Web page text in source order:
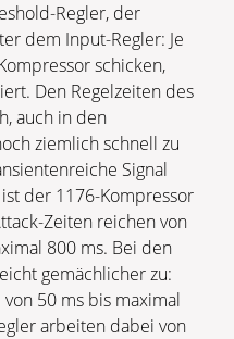
Regler, der
dem Input-Regler: Je
schicken,
Den Regelzeiten des
auch in den
ziemlich schnell zu
Signal
der 1176-Kompressor
Zeiten reichen von
800 ms. Bei den
gemächlicher zu:
50 ms bis maximal
arbeiten dabei von